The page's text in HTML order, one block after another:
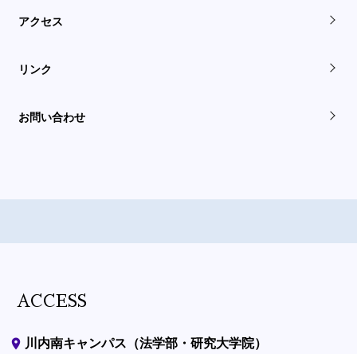
アクセス
リンク
お問い合わせ
ACCESS
place 川内南キャンパス（法学部・研究大学院）